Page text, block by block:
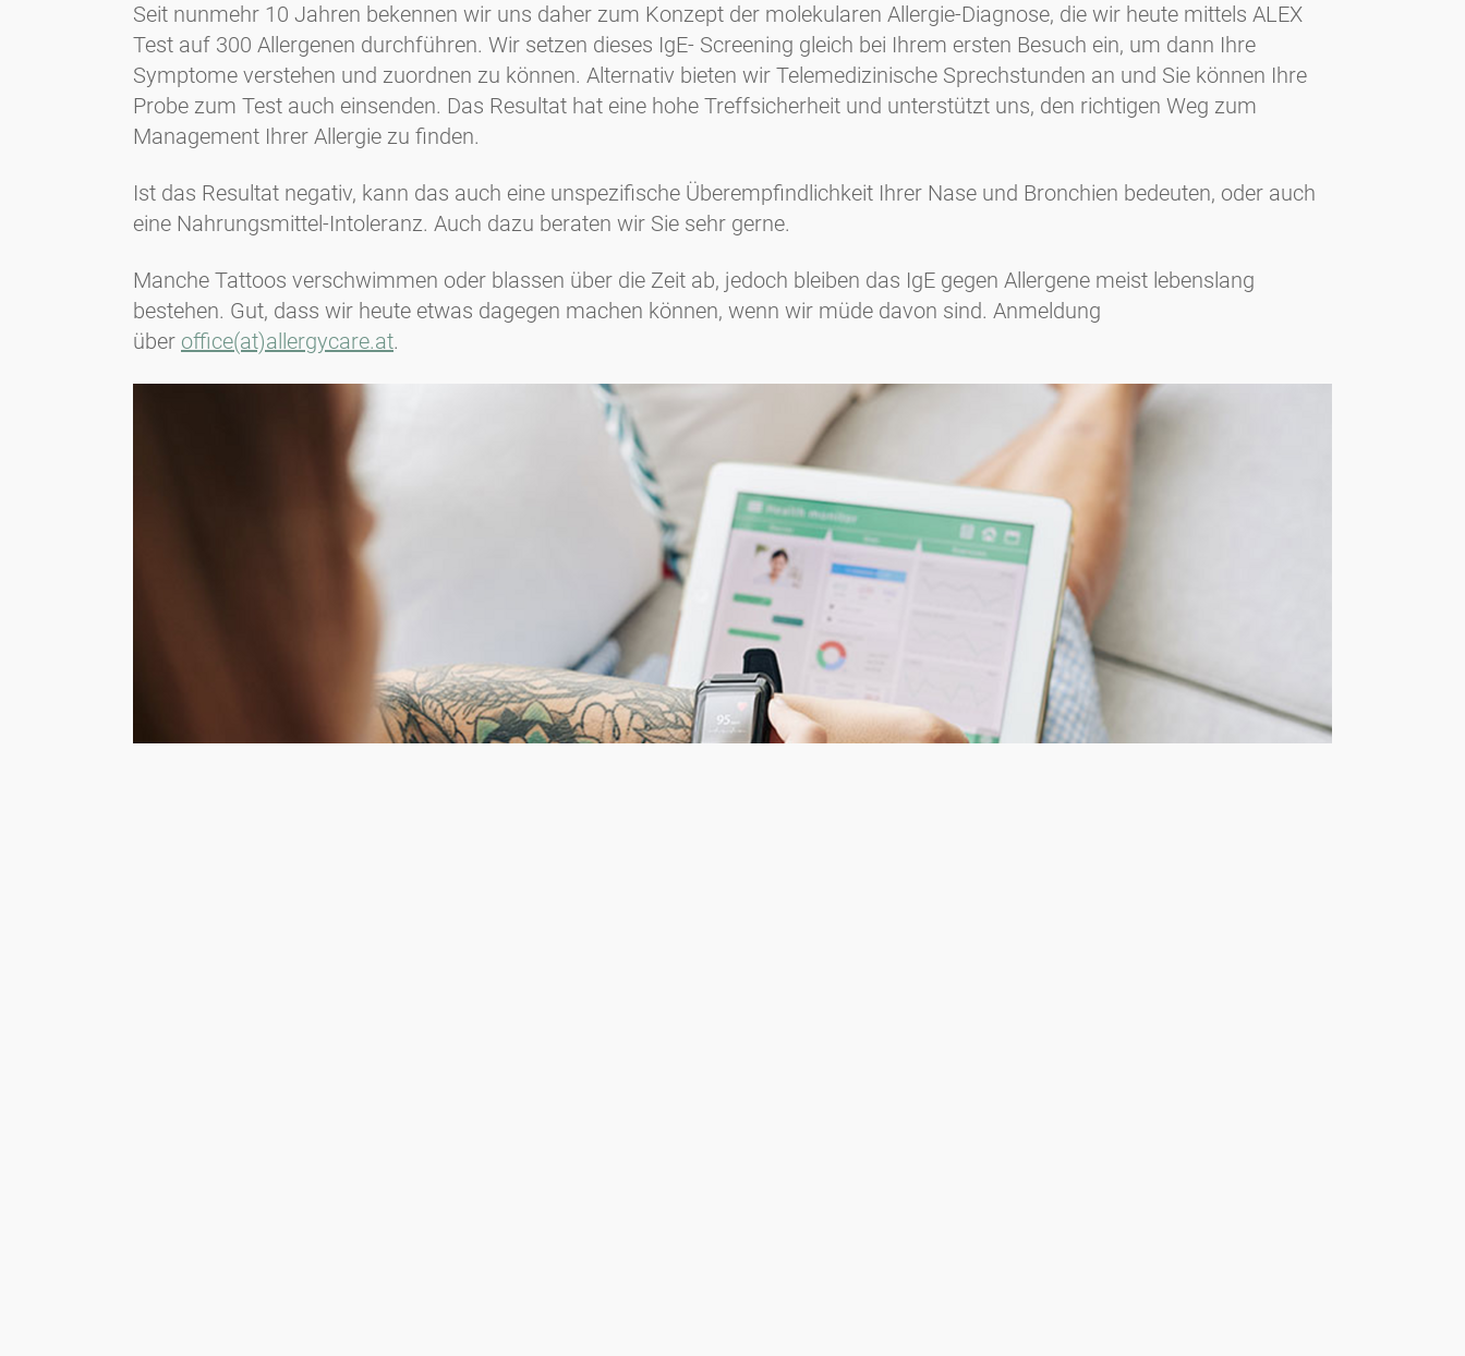
Seit nunmehr 10 Jahren bekennen wir uns daher zum Konzept der molekularen Allergie-Diagnose, die wir heute mittels ALEX
Test auf 300 Allergenen durchführen. Wir setzen dieses IgE- Screening gleich bei Ihrem ersten Besuch ein, um dann Ihre
Symptome verstehen und zuordnen zu können. Alternativ bieten wir Telemedizinische Sprechstunden an und Sie können Ihre
Probe zum Test auch einsenden. Das Resultat hat eine hohe Treffsicherheit und unterstützt uns, den richtigen Weg zum
Management Ihrer Allergie zu finden.
Ist das Resultat negativ, kann das auch eine unspezifische Überempfindlichkeit Ihrer Nase und Bronchien bedeuten, oder auch
eine Nahrungsmittel-Intoleranz. Auch dazu beraten wir Sie sehr gerne.
Manche Tattoos verschwimmen oder blassen über die Zeit ab, jedoch bleiben das IgE gegen Allergene meist lebenslang
bestehen. Gut, dass wir heute etwas dagegen machen können, wenn wir müde davon sind. Anmeldung
über office(at)allergycare.at.